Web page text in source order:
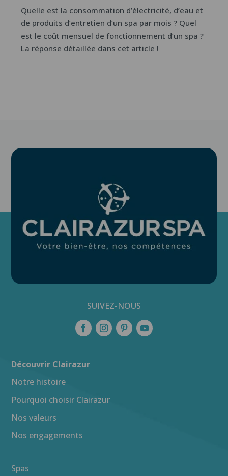
Quelle est la consommation d’électricité, d’eau et
de produits d’entretien d’un spa par mois ? Quel
est le coût mensuel de fonctionnement d’un spa ?
La réponse détaillée dans cet article !
SUIVEZ-NOUS
Découvrir Clairazur
Notre histoire
Pourquoi choisir Clairazur
Nos valeurs
Nos engagements
Spas